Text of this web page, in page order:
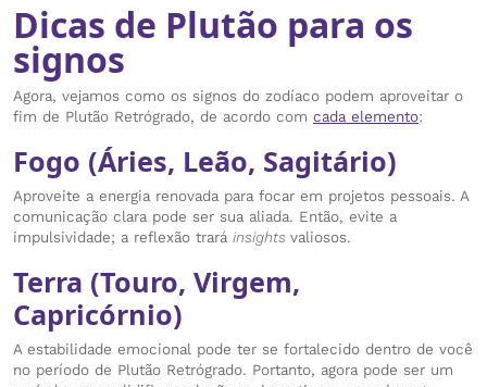
Dicas de Plutão para os
signos
Agora, vejamos como os signos do zodíaco podem aproveitar o
fim de Plutão Retrógrado, de acordo com cada elemento:
Fogo (Áries, Leão, Sagitário)
Aproveite a energia renovada para focar em projetos pessoais. A
comunicação clara pode ser sua aliada. Então, evite a
impulsividade; a reflexão trará insights valiosos.
Terra (Touro, Virgem,
Capricórnio)
A estabilidade emocional pode ter se fortalecido dentro de você
no período de Plutão Retrógrado. Portanto, agora pode ser um